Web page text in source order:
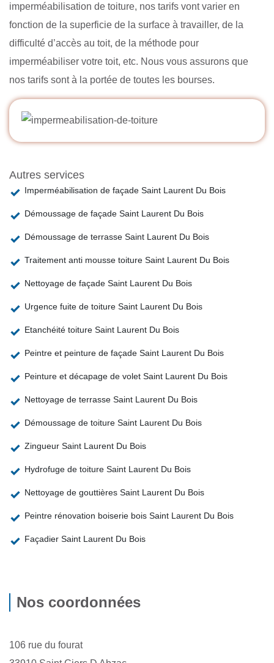
imperméabilisation de toiture, nos tarifs vont varier en
fonction de la superficie de la surface à travailler, de la
difficulté d’accès au toit, de la méthode pour
imperméabiliser votre toit, etc. Nous vous assurons que
nos tarifs sont à la portée de toutes les bourses.
Autres services
Imperméabilisation de façade Saint Laurent Du Bois
Démoussage de façade Saint Laurent Du Bois
Démoussage de terrasse Saint Laurent Du Bois
Traitement anti mousse toiture Saint Laurent Du Bois
Nettoyage de façade Saint Laurent Du Bois
Urgence fuite de toiture Saint Laurent Du Bois
Etanchéité toiture Saint Laurent Du Bois
Peintre et peinture de façade Saint Laurent Du Bois
Peinture et décapage de volet Saint Laurent Du Bois
Nettoyage de terrasse Saint Laurent Du Bois
Démoussage de toiture Saint Laurent Du Bois
Zingueur Saint Laurent Du Bois
Hydrofuge de toiture Saint Laurent Du Bois
Nettoyage de gouttières Saint Laurent Du Bois
Peintre rénovation boiserie bois Saint Laurent Du Bois
Façadier Saint Laurent Du Bois
Nos coordonnées
106 rue du fourat